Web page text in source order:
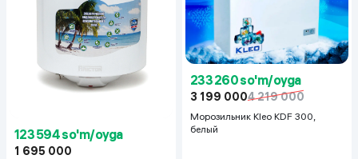
123 594 so'm/oyga
1 695 000
233 260 so'm/oyga
3 199 0004 219 000
Морозильник Kleo KDF 300,
белый